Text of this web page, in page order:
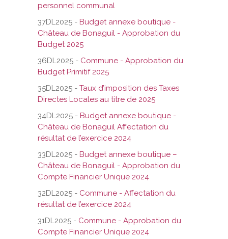
personnel communal
37DL2025 - Budget annexe boutique -
Château de Bonaguil - Approbation du
Budget 2025
36DL2025 - Commune - Approbation du
Budget Primitif 2025
35DL2025 - Taux d’imposition des Taxes
Directes Locales au titre de 2025
34DL2025 - Budget annexe boutique -
Château de Bonaguil Affectation du
résultat de l’exercice 2024
33DL2025 - Budget annexe boutique –
Château de Bonaguil - Approbation du
Compte Financier Unique 2024
32DL2025 - Commune - Affectation du
résultat de l’exercice 2024
31DL2025 - Commune - Approbation du
Compte Financier Unique 2024